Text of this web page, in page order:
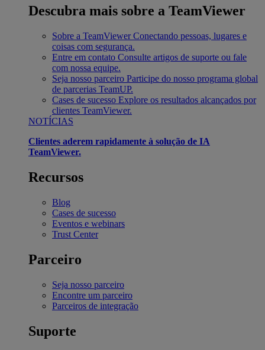
Descubra mais sobre a TeamViewer
Sobre a TeamViewer Conectando pessoas, lugares e
coisas com segurança.
Entre em contato Consulte artigos de suporte ou fale
com nossa equipe.
Seja nosso parceiro Participe do nosso programa global
de parcerias TeamUP.
Cases de sucesso Explore os resultados alcançados por
clientes TeamViewer.
NOTÍCIAS
Clientes aderem rapidamente à solução de IA
TeamViewer.
Recursos
Blog
Cases de sucesso
Eventos e webinars
Trust Center
Parceiro
Seja nosso parceiro
Encontre um parceiro
Parceiros de integração
Suporte